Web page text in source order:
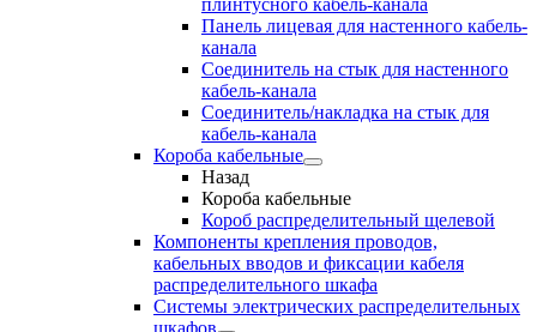
плинтусного кабель-канала
Панель лицевая для настенного кабель-
канала
Соединитель на стык для настенного
кабель-канала
Соединитель/накладка на стык для
кабель-канала
Короба кабельные
Назад
Короба кабельные
Короб распределительный щелевой
Компоненты крепления проводов,
кабельных вводов и фиксации кабеля
распределительного шкафа
Системы электрических распределительных
шкафов